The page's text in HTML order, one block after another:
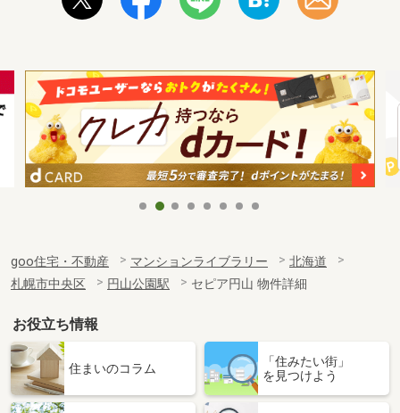
goo住宅・不動産 マンションライブラリー
北海道
札幌市中央区
円山公園駅 セピア円山 物件詳細
お役立ち情報
住まいのコラム
「住みたい街」
を見つけよう